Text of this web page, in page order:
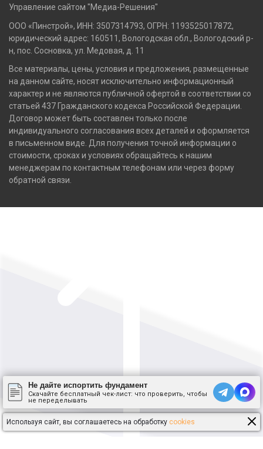
Управление сайтом "Медиа-Решения"
ООО «Пинстрой», ИНН: 3507314793, ОГРН: 1193525017872,
юридический адрес: 160511, Вологодская обл., Вологодский р-
н, пос. Сосновка, ул. Медовая, д. 11
Все материалы, цены, условия и предложения, размещенные
на данном сайте, носят исключительно информационный
характер и не являются публичной офертой в соответствии со
статьей 437 Гражданского кодекса Российской Федерации.
Договор может быть составлен только после
индивидуального согласования всех деталей и оформляется
в письменном виде. Для получения точной информации о
стоимости, сроках и условиях обращайтесь к нашим
менеджерам по контактным телефонам или через форму
обратной связи.
Не дайте испортить фундамент
Скачайте бесплатный чек-лист: что проверить, чтобы
не переделывать
Используя сайт, вы соглашаетесь на обработку cookies